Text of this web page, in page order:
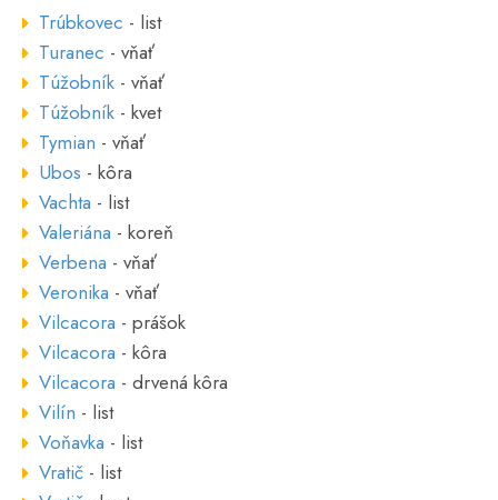
Trúbkovec - list
Turanec - vňať
Túžobník - vňať
Túžobník - kvet
Tymian - vňať
Ubos - kôra
Vachta - list
Valeriána - koreň
Verbena - vňať
Veronika - vňať
Vilcacora - prášok
Vilcacora - kôra
Vilcacora - drvená kôra
Vilín - list
Voňavka - list
Vratič - list